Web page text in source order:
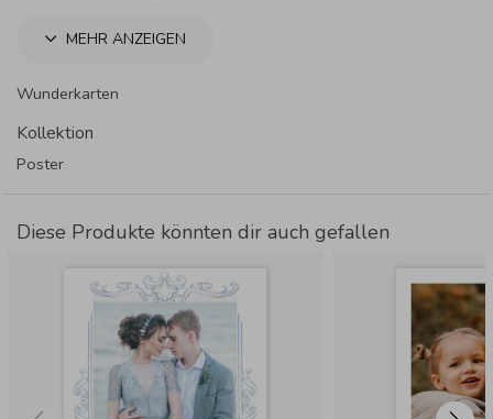
Produktdetails:
Druckqualität:
beeindruckende Optik.
oder als Geschenk.
Um dir maximale Freiheit bei deiner Dekoration zu lassen,
Da wir Standardmaße verwenden, findest du passende
Bilderrahmen ganz unkompliziert in jedem gängigen
Möbelhaus oder Fachgeschäft.
MEHR ANZEIGEN
Wunderkarten
Kollektion
Poster
Diese Produkte könnten dir auch gefallen